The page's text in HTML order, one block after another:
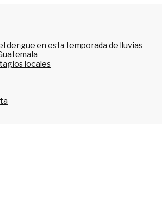
dengue en esta temporada de lluvias
locales